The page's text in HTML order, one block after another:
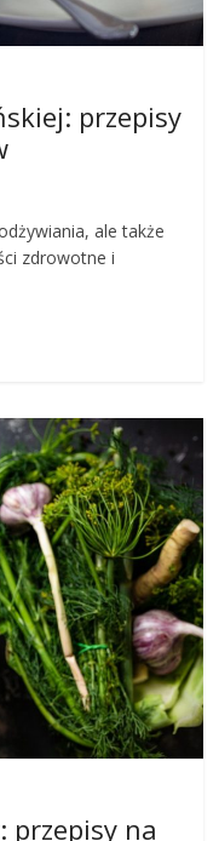
przepisy
ale także
zdrowotne i
przepisy na